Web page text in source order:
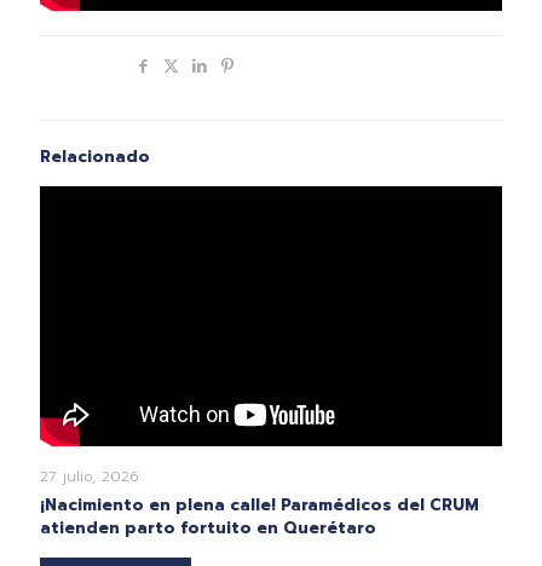
Relacionado
27 julio, 2026
¡Nacimiento en plena calle! Paramédicos del CRUM
atienden parto fortuito en Querétaro